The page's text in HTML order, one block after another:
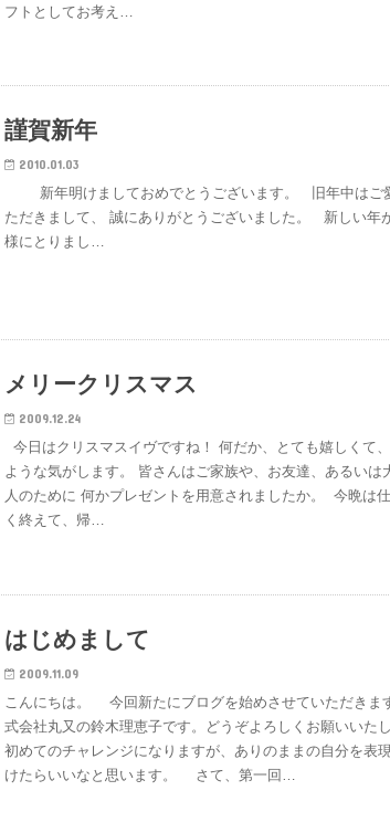
フトとしてお考え…
謹賀新年
2010.01.03
新年明けましておめでとうございます。 旧年中はご
ただきまして、 誠にありがとうございました。 新しい年
様にとりまし…
メリークリスマス
2009.12.24
今日はクリスマスイヴですね！ 何だか、とても嬉しくて
ような気がします。 皆さんはご家族や、お友達、あるいは
人のために 何かプレゼントを用意されましたか。 今晩は
く終えて、帰…
はじめまして
2009.11.09
こんにちは。 今回新たにブログを始めさせていただきま
式会社丸又の鈴木理恵子です。どうぞよろしくお願いいたし
初めてのチャレンジになりますが、ありのままの自分を表
けたらいいなと思います。 さて、第一回…